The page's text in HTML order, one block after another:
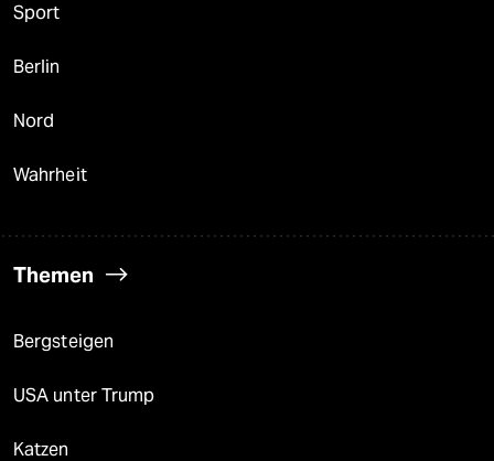
Sport
Berlin
Nord
Wahrheit
Themen
Bergsteigen
USA unter Trump
Katzen